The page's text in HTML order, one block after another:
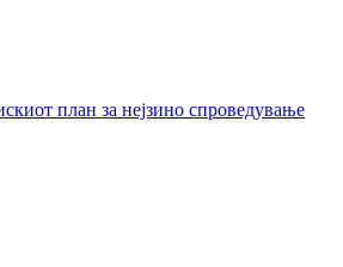
план за нејзино спроведување